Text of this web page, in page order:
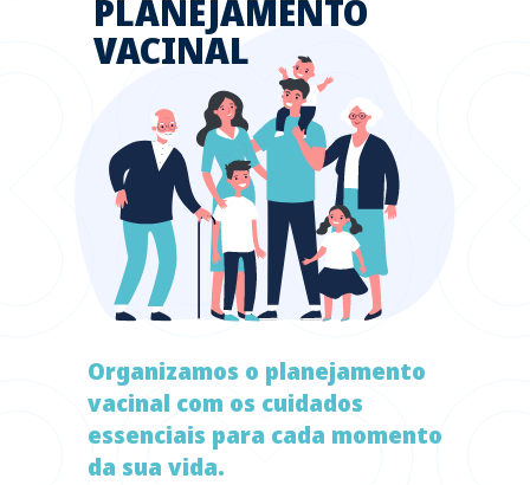
PLANEJAMENTO
VACINAL
Organizamos o planejamento
vacinal com os cuidados
essenciais para cada momento
da sua vida.